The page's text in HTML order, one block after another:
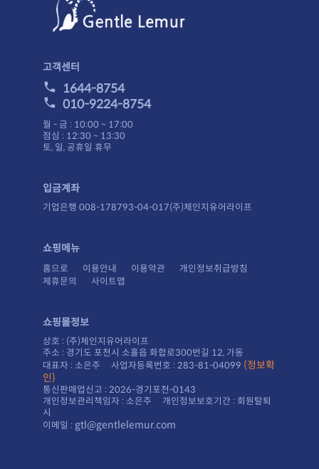
고객센터
1644-8754
010-9224-8754
월 - 금 : 10:00 ~ 17:00
점심 : 12:30 ~ 13:30
토, 일, 공휴일 휴무
입금계좌
기업은행 008-178793-04-017(주)체인지유어라이프
쇼핑메뉴
홈으로 이용안내 이용약관
개인정보취급방침
제휴문의
사이트맵
쇼핑몰정보
상호 : (주)체인지유어라이프
주소 : 경기도 포천시 소홀읍 화합로300번길 12, 가동
대표자 : 소은주 사업자등록번호 : 283-81-04099
인)
통신판매업신고 : 2026-경기포천-0143
시
이메일 : gtl@gentlelemur.com